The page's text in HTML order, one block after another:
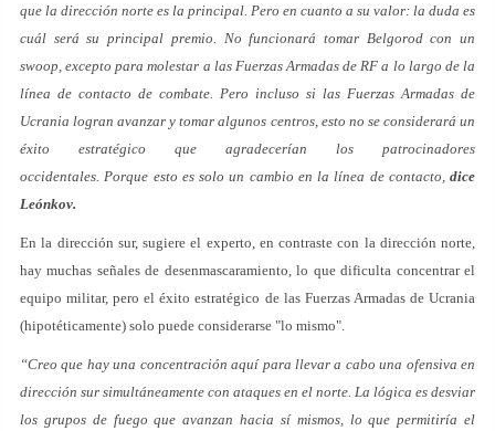
que la dirección norte es la principal. Pero en cuanto a su valor: la duda es
cuál será su principal premio. No funcionará tomar Belgorod con un
swoop, excepto para molestar a las Fuerzas Armadas de RF a lo largo de la
línea de contacto de combate. Pero incluso si las Fuerzas Armadas de
Ucrania logran avanzar y tomar algunos centros, esto no se considerará un
éxito estratégico que agradecerían los patrocinadores
occidentales. Porque esto es solo un cambio en la línea de contacto, dice
Leónkov.
En la dirección sur, sugiere el experto, en contraste con la dirección norte,
hay muchas señales de desenmascaramiento, lo que dificulta concentrar el
equipo militar, pero el éxito estratégico de las Fuerzas Armadas de Ucrania
(hipotéticamente) solo puede considerarse "lo mismo".
“Creo que hay una concentración aquí para llevar a cabo una ofensiva en
dirección sur simultáneamente con ataques en el norte. La lógica es desviar
los grupos de fuego que avanzan hacia sí mismos, lo que permitiría el